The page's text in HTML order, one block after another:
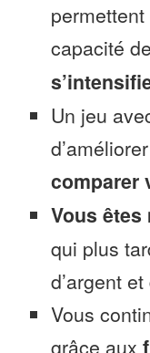
permettent
capacité
Un jeu
comparer
Vous
qui plus
d’argent et
Vous
grâce aux